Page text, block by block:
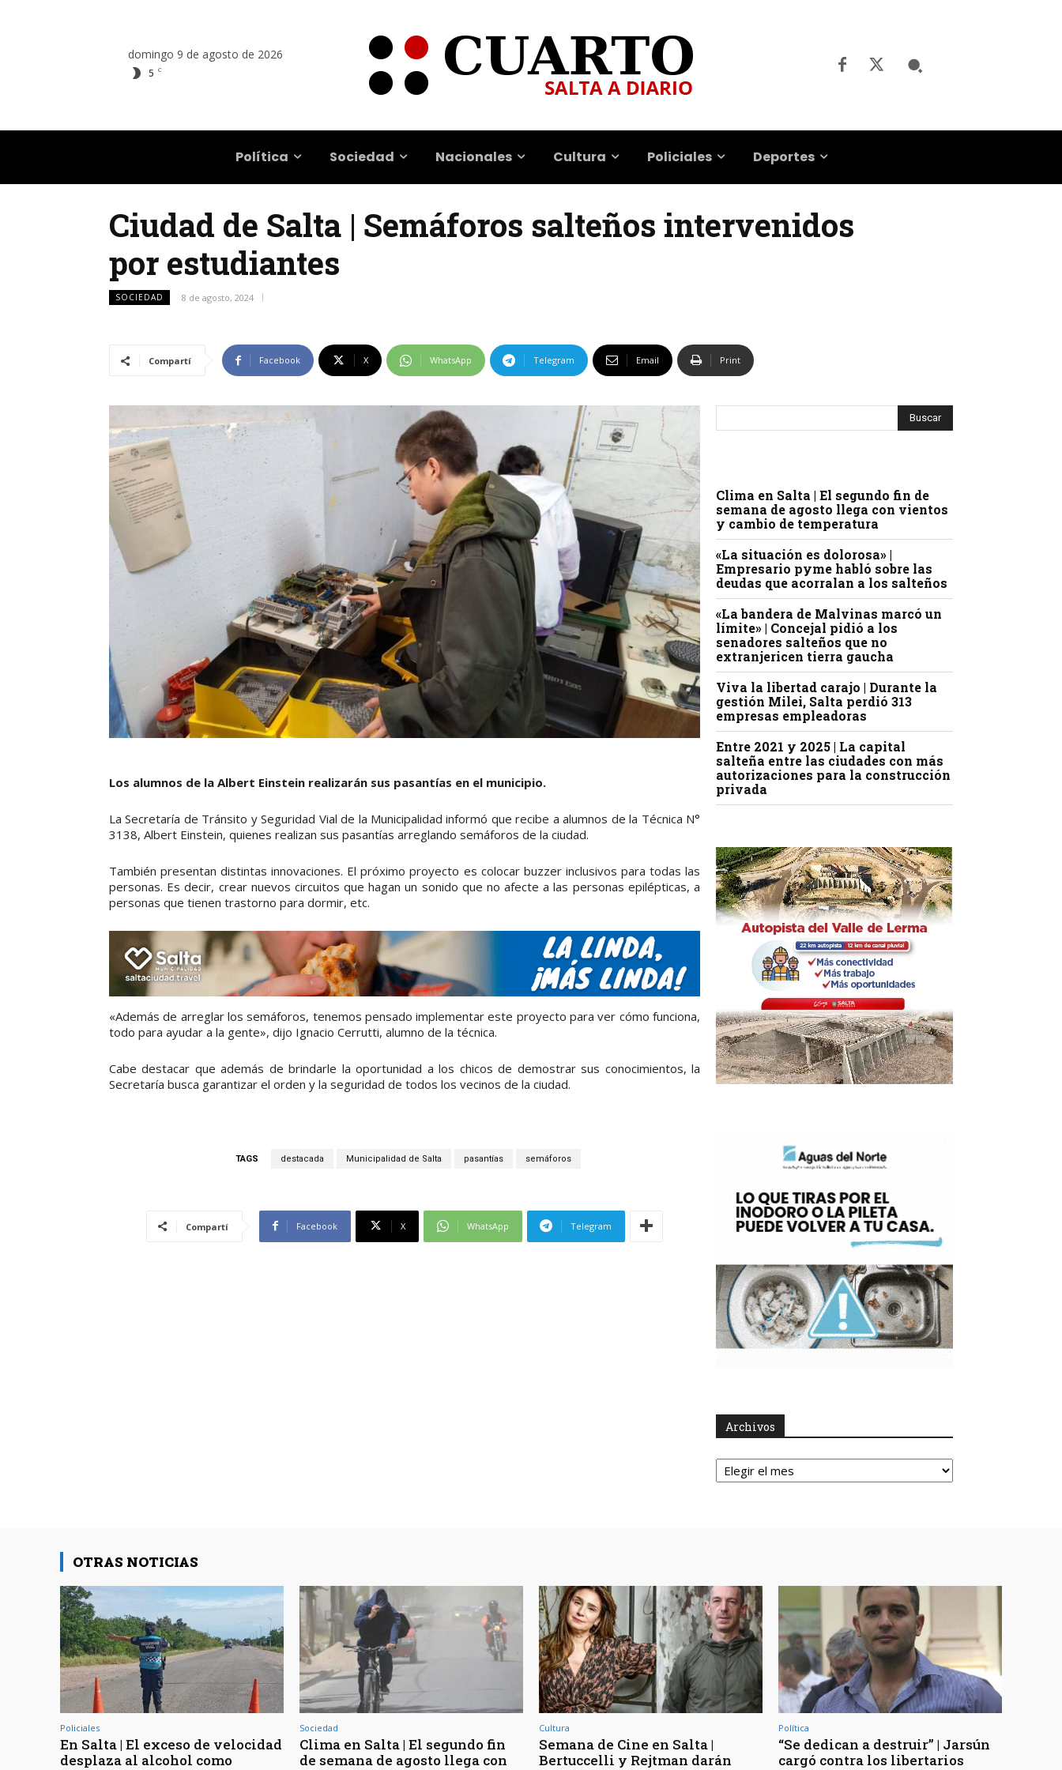
domingo 9 de agosto de 2026
5 C
Política Sociedad Nacionales Cultura Policiales Deportes
Ciudad de Salta | Semáforos salteños intervenidos
por estudiantes
SOCIEDAD 8 de agosto, 2024
Compartí Facebook X WhatsApp Telegram Email Print
Los alumnos de la Albert Einstein realizarán sus pasantías en el municipio.
La Secretaría de Tránsito y Seguridad Vial de la Municipalidad informó que recibe a alumnos de la Técnica N°
3138, Albert Einstein, quienes realizan sus pasantías arreglando semáforos de la ciudad.
También presentan distintas innovaciones. El próximo proyecto es colocar buzzer inclusivos para todas las
personas. Es decir, crear nuevos circuitos que hagan un sonido que no afecte a las personas epilépticas, a
personas que tienen trastorno para dormir, etc.
«Además de arreglar los semáforos, tenemos pensado implementar este proyecto para ver cómo funciona,
todo para ayudar a la gente», dijo Ignacio Cerrutti, alumno de la técnica.
Cabe destacar que además de brindarle la oportunidad a los chicos de demostrar sus conocimientos, la
Secretaría busca garantizar el orden y la seguridad de todos los vecinos de la ciudad.
TAGS destacada Municipalidad de Salta pasantías semáforos
Compartí Facebook X WhatsApp Telegram
Clima en Salta | El segundo fin de
semana de agosto llega con vientos
y cambio de temperatura
«La situación es dolorosa» |
Empresario pyme habló sobre las
deudas que acorralan a los salteños
«La bandera de Malvinas marcó un
límite» | Concejal pidió a los
senadores salteños que no
extranjericen tierra gaucha
Viva la libertad carajo | Durante la
gestión Milei, Salta perdió 313
empresas empleadoras
Entre 2021 y 2025 | La capital
salteña entre las ciudades con más
autorizaciones para la construcción
privada
Archivos
Archivos
OTRAS NOTICIAS
Policiales
En Salta | El exceso de velocidad
desplaza al alcohol como
Sociedad
Clima en Salta | El segundo fin
de semana de agosto llega con
Cultura
Semana de Cine en Salta |
Bertuccelli y Rejtman darán
Política
“Se dedican a destruir” | Jarsún
cargó contra los libertarios